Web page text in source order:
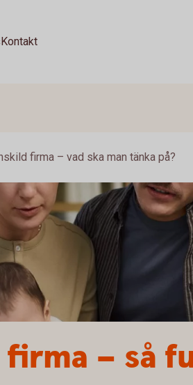
Kontakt
firma – vad ska man tänka på?
– så